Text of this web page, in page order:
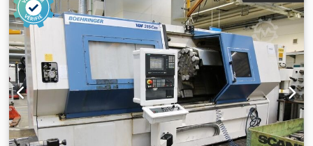
au-dessus du plateau : 365 mm Diamètre de tournage au-
dessus du bâti : 570 mm Vitesses de broche : 3-2500
tr/min, moteur de broche : 19 kW Alésage de broche : 62
mm Diamètre du mandrin : 315 mm, Forkardt Tourelle à 8
positions VDI 30 Livré avec accessoires et documentation
technique de la machine.